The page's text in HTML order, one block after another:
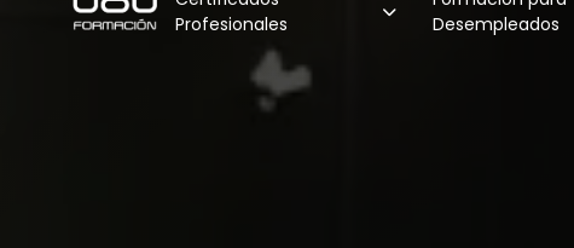
Profesionales
Desempleados